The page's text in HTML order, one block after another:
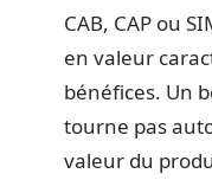
CAB, CAP ou
en valeur
bénéfices. Un
tourne pas
valeur du